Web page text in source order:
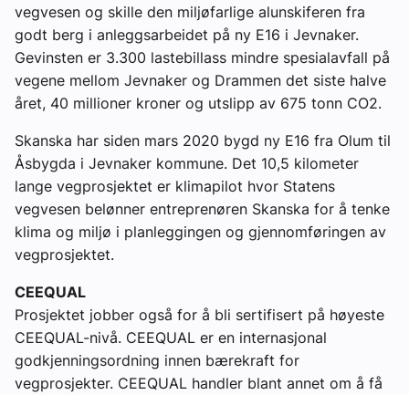
vegvesen og skille den miljøfarlige alunskiferen fra
godt berg i anleggsarbeidet på ny E16 i Jevnaker.
Gevinsten er 3.300 lastebillass mindre spesialavfall på
vegene mellom Jevnaker og Drammen det siste halve
året, 40 millioner kroner og utslipp av 675 tonn CO2.
Skanska har siden mars 2020 bygd ny E16 fra Olum til
Åsbygda i Jevnaker kommune. Det 10,5 kilometer
lange vegprosjektet er klimapilot hvor Statens
vegvesen belønner entreprenøren Skanska for å tenke
klima og miljø i planleggingen og gjennomføringen av
vegprosjektet.
CEEQUAL
Prosjektet jobber også for å bli sertifisert på høyeste
CEEQUAL-nivå. CEEQUAL er en internasjonal
godkjenningsordning innen bærekraft for
vegprosjekter. CEEQUAL handler blant annet om å få